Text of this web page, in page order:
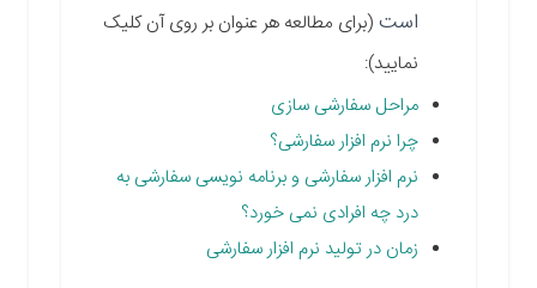
است (برای مطالعه هر عنوان بر روی آن کلیک
نمایید):
مراحل سفارشی سازی
چرا نرم افزار سفارشی؟
نرم افزار سفارشی و برنامه نویسی سفارشی به
درد چه افرادی نمی خورد؟
زمان در تولید نرم افزار سفارشی